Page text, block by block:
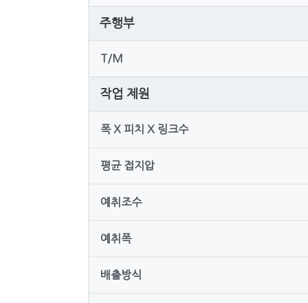
주행부
T/M
작업 제원
폭 X 피치 X 링크수
평균 접지압
예취조수
예취폭
배출방식